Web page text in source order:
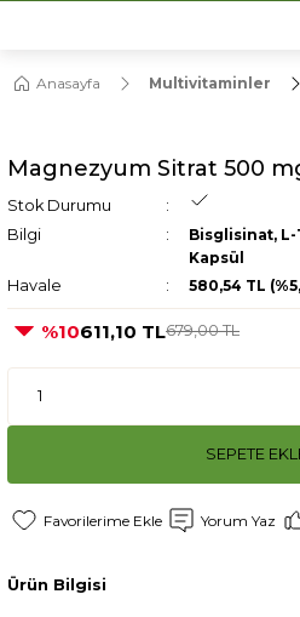
16:00’DAN ÖNCEKİ
Anasayfa Multivitaminler
Magnezyum Sitrat 500
Stok Durumu
Bilgi
Bisglisinat,
Kapsül
Havale
580,54 TL
%10611,10 TL679,00 TL
SEPETE
Yorum Yaz
Ürün Bilgisi